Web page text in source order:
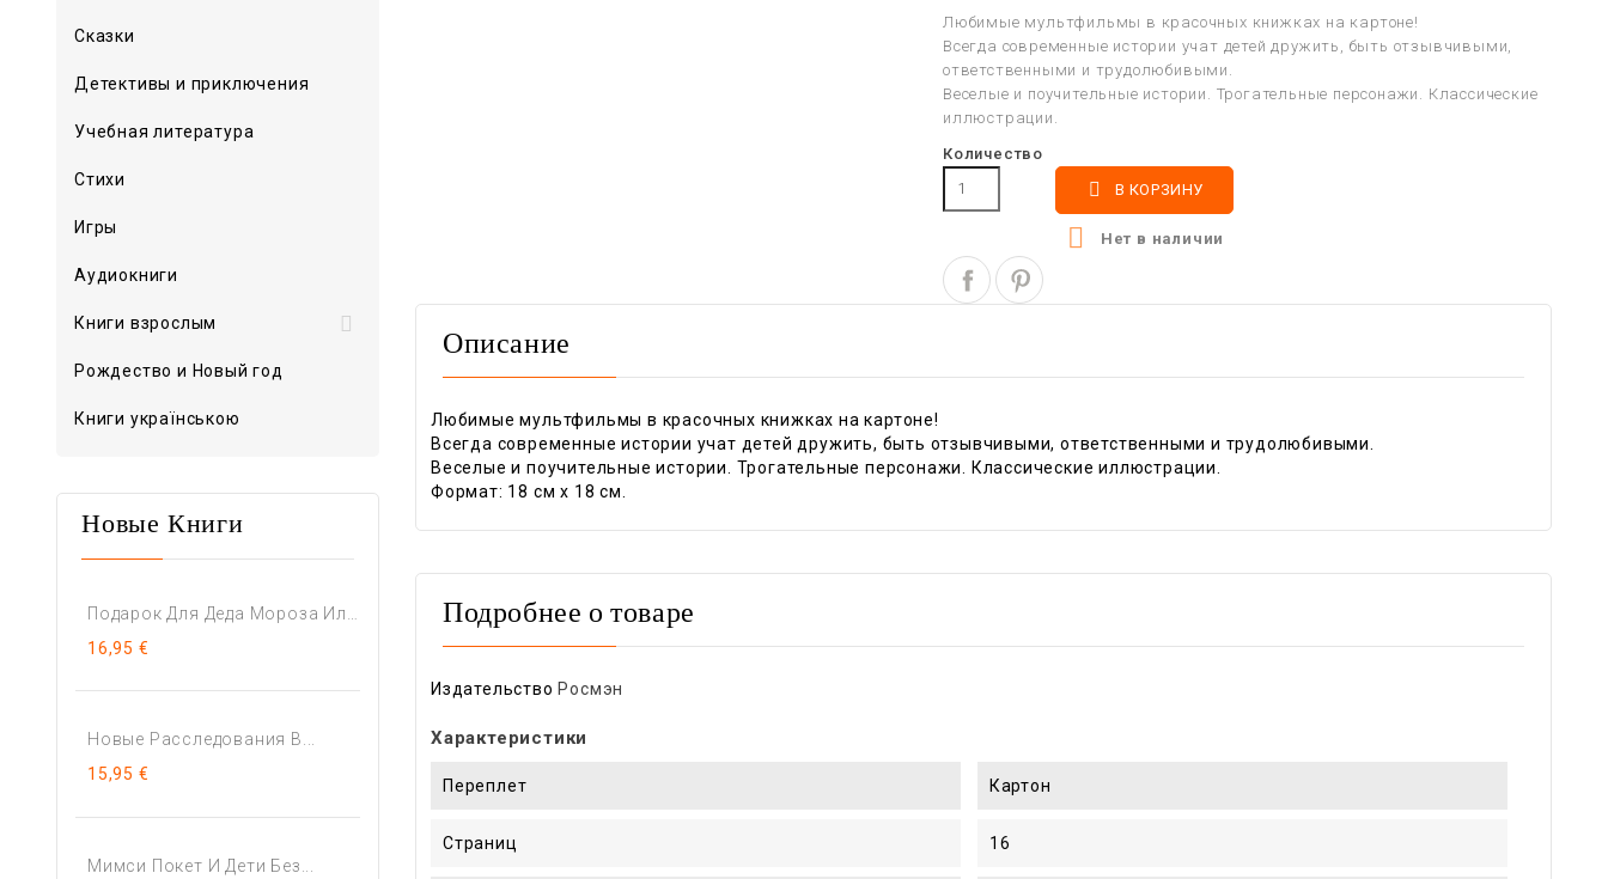
Сказки
Детективы и приключения
Учебная литература
Стихи
Игры
Аудиокниги

Книги взрослым
Рождество и Новый год
Книги українською
Новые Книги
16,95 €
Новые Расследования В...
15,95 €
Мимси Покет И Дети Без...
Любимые мультфильмы в красочных книжках на картоне!
Всегда современные истории учат детей дружить, быть отзывчивыми,
ответственными и трудолюбивыми.
Веселые и поучительные истории. Трогательные персонажи. Классические
иллюстрации.
Количество
 В КОРЗИНУ
 Нет в наличии
Описание
Любимые мультфильмы в красочных книжках на картоне!
Всегда современные истории учат детей дружить, быть отзывчивыми, ответственными и трудолюбивыми.
Веселые и поучительные истории. Трогательные персонажи. Классические иллюстрации.
Формат: 18 см x 18 см.
Подробнее о товаре
Издательство Росмэн
Характеристики
Переплет Картон
Страниц 16